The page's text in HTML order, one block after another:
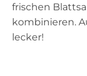
frischen
kombinieren.
lecker!